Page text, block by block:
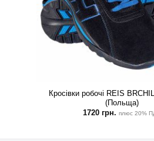
Кросівки робочі REIS
(Польща)
1720 грн. плюс 20%